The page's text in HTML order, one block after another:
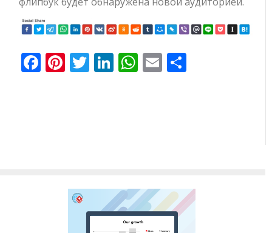
Facebook
Pinterest
Twitter
LinkedIn
WhatsApp
Email